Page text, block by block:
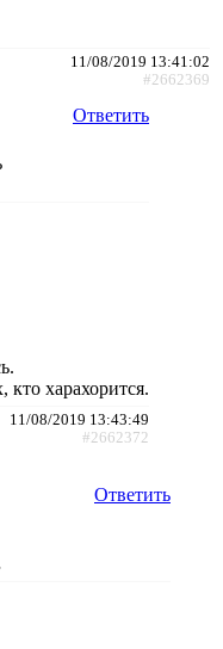
11/08/2019 13:41:02
#2662369
Ответить
харахорится.
11/08/2019 13:43:49
#2662372
Ответить